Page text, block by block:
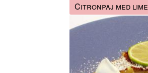
Citronpaj med lime